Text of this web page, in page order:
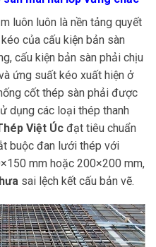
luôn luôn là nền tảng quyết
của cấu kiện bản sàn
cấu kiện bản sàn phải chịu
ứng suất kéo xuất hiện ở
cốt thép sàn phải được
dụng các loại thép thanh
Việt Úc đạt tiêu chuẩn
buộc đan lưới thép với
mm hoặc 200×200 mm,
sai lệch kết cấu bản vẽ.